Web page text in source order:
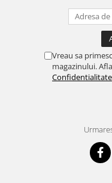
Vreau sa
magazinului.
Confidentialitate